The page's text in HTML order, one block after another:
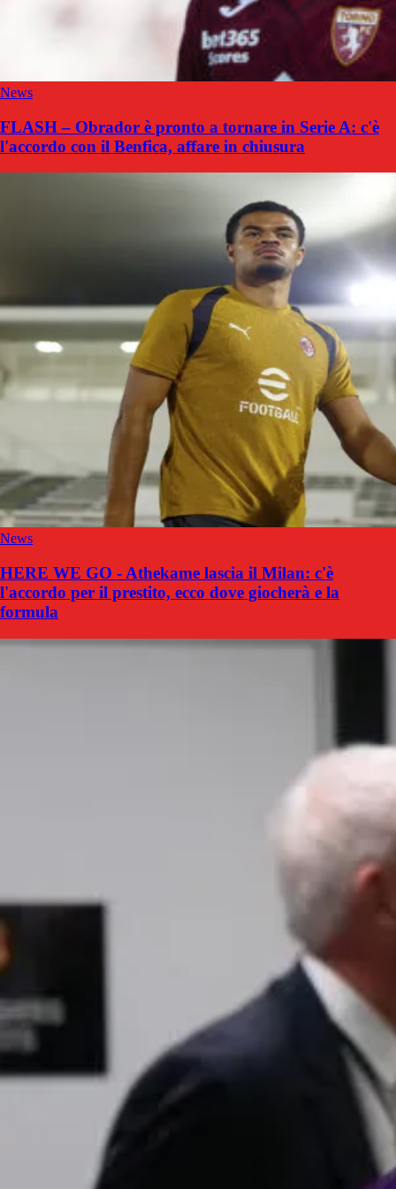
News
FLASH – Obrador è pronto a tornare in Serie A: c'è
l'accordo con il Benfica, affare in chiusura
News
HERE WE GO - Athekame lascia il Milan: c'è
l'accordo per il prestito, ecco dove giocherà e la
formula